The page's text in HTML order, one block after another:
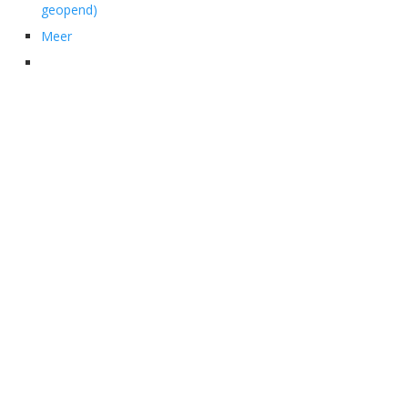
geopend)
Meer